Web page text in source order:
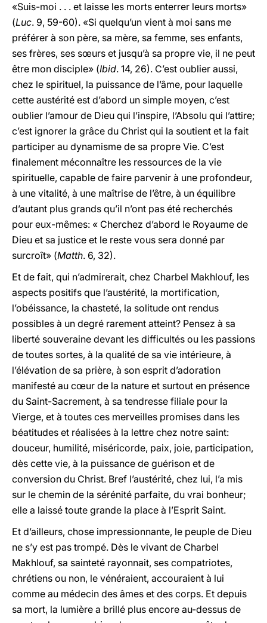
«Suis-moi . . . et laisse les morts enterrer leurs morts»
(Luc. 9, 59-60). «Si quelqu’un vient à moi sans me
préférer à son père, sa mère, sa femme, ses enfants,
ses frères, ses sœurs et jusqu’à sa propre vie, il ne peut
être mon disciple» (Ibid. 14, 26). C’est oublier aussi,
chez le spirituel, la puissance de l’âme, pour laquelle
cette austérité est d’abord un simple moyen, c’est
oublier l’amour de Dieu qui l’inspire, l’Absolu qui l’attire;
c’est ignorer la grâce du Christ qui la soutient et la fait
participer au dynamisme de sa propre Vie. C’est
finalement méconnaître les ressources de la vie
spirituelle, capable de faire parvenir à une profondeur,
à une vitalité, à une maîtrise de l’être, à un équilibre
d’autant plus grands qu’il n’ont pas été recherchés
pour eux-mêmes: « Cherchez d’abord le Royaume de
Dieu et sa justice et le reste vous sera donné par
surcroît» (Matth. 6, 32).
Et de fait, qui n’admirerait, chez Charbel Makhlouf, les
aspects positifs que l’austérité, la mortification,
l’obéissance, la chasteté, la solitude ont rendus
possibles à un degré rarement atteint? Pensez à sa
liberté souveraine devant les difficultés ou les passions
de toutes sortes, à la qualité de sa vie intérieure, à
l’élévation de sa prière, à son esprit d’adoration
manifesté au cœur de la nature et surtout en présence
du Saint-Sacrement, à sa tendresse filiale pour la
Vierge, et à toutes ces merveilles promises dans les
béatitudes et réalisées à la lettre chez notre saint:
douceur, humilité, miséricorde, paix, joie, participation,
dès cette vie, à la puissance de guérison et de
conversion du Christ. Bref l’austérité, chez lui, l’a mis
sur le chemin de la sérénité parfaite, du vrai bonheur;
elle a laissé toute grande la place à l’Esprit Saint.
Et d’ailleurs, chose impressionnante, le peuple de Dieu
ne s’y est pas trompé. Dès le vivant de Charbel
Makhlouf, sa sainteté rayonnait, ses compatriotes,
chrétiens ou non, le vénéraient, accouraient à lui
comme au médecin des âmes et des corps. Et depuis
sa mort, la lumière a brillé plus encore au-dessus de